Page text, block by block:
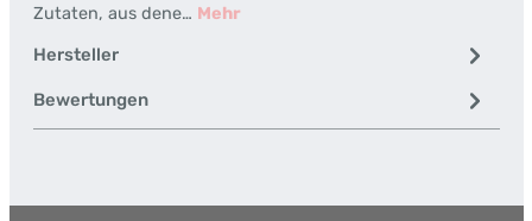
Zutaten, aus dene… Mehr
Hersteller
Bewertungen